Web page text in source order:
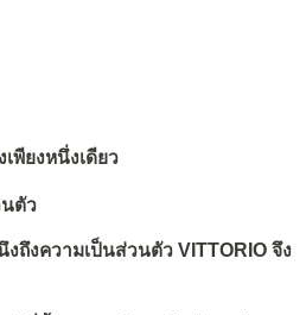
พียงหนึ่งเดียว
ตัว
งถึงความเป็นส่วนตัว VITTORIO จึง